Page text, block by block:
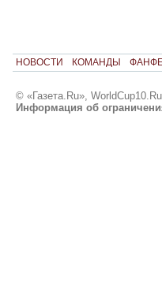
НОВОСТИ КОМАНДЫ
© «Газета.Ru»,
Информация об